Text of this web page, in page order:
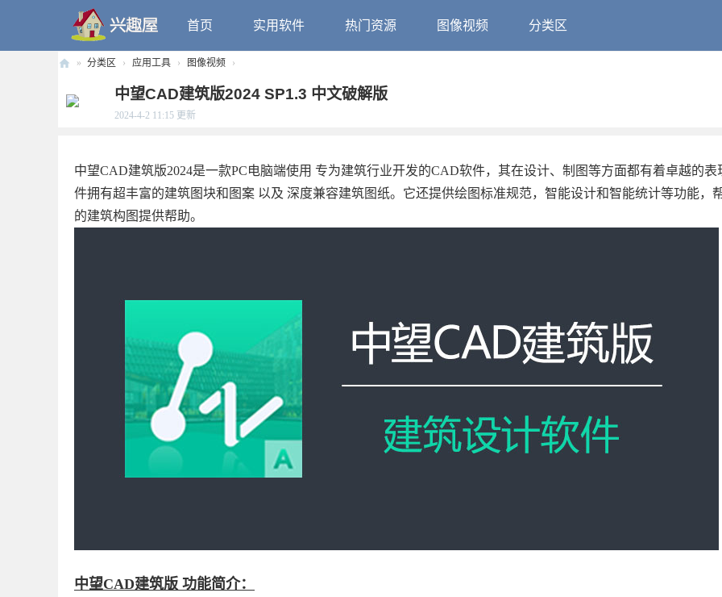
首页 实用软件 热门资源 图像视频 分类区
趣
» 分类区 › 应用工具 › 图像视频 ›
中望CAD建筑版2024 SP1.3 中文破解版
2024-4-2 11:15 更新
中望CAD建筑版2024是一款PC电脑端使用 专为建筑行业开发的CAD软件，其在设计、制图等方面都有着卓越的表
件拥有超丰富的建筑图块和图案 以及 深度兼容建筑图纸。它还提供绘图标准规范，智能设计和智能统计等功能，
的建筑构图提供帮助。
中望CAD建筑版 功能简介：